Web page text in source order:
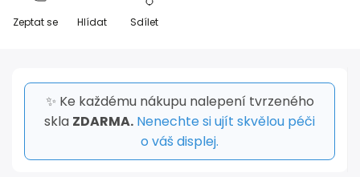
Zeptat se Hlídat Sdílet
✨ Ke každému nákupu nalepení tvrzeného
skla ZDARMA. Nenechte si ujít skvělou péči
o váš displej.